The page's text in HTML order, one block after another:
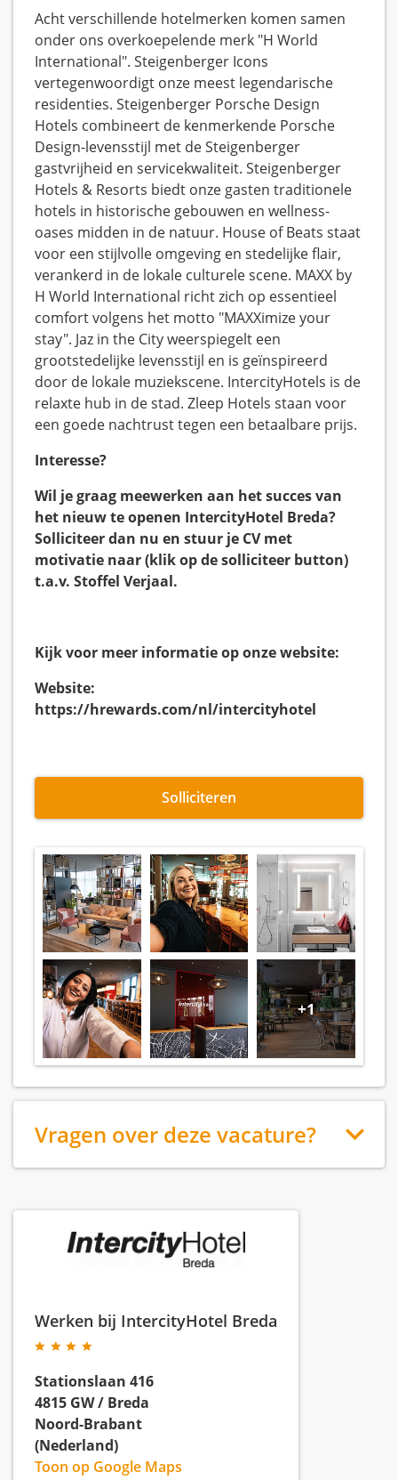
Acht verschillende hotelmerken komen samen
onder ons overkoepelende merk "H World
International". Steigenberger Icons
vertegenwoordigt onze meest legendarische
residenties. Steigenberger Porsche Design
Hotels combineert de kenmerkende Porsche
Design-levensstijl met de Steigenberger
gastvrijheid en servicekwaliteit. Steigenberger
Hotels & Resorts biedt onze gasten traditionele
hotels in historische gebouwen en wellness-
oases midden in de natuur. House of Beats staat
voor een stijlvolle omgeving en stedelijke flair,
verankerd in de lokale culturele scene. MAXX by
H World International richt zich op essentieel
comfort volgens het motto "MAXXimize your
stay". Jaz in the City weerspiegelt een
grootstedelijke levensstijl en is geïnspireerd
door de lokale muziekscene. IntercityHotels is de
relaxte hub in de stad. Zleep Hotels staan ​​voor
een goede nachtrust tegen een betaalbare prijs.
Interesse?
Wil je graag meewerken aan het succes van
het nieuw te openen IntercityHotel Breda?
Solliciteer dan nu en stuur je CV met
motivatie naar (klik op de solliciteer button)
t.a.v. Stoffel Verjaal.
Kijk voor meer informatie op onze website:
Website:
https://hrewards.com/nl/intercityhotel
Solliciteren
+1
Vragen over deze vacature?
Werken bij IntercityHotel Breda
Stationslaan 416
4815 GW/ Breda
Noord-Brabant
(Nederland)
Toon op Google Maps